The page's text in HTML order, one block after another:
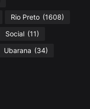
Rio Preto (1608)
Social (11)
Ubarana (34)